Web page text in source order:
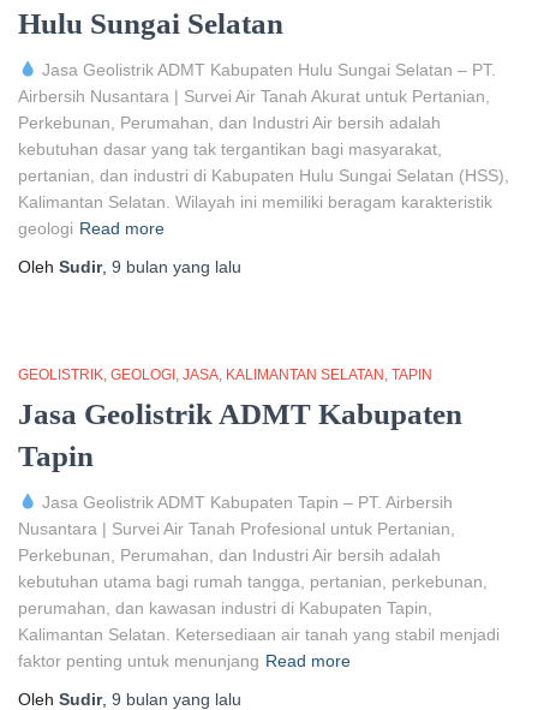
Hulu Sungai Selatan
Jasa Geolistrik ADMT Kabupaten Hulu Sungai Selatan – PT.
Airbersih Nusantara | Survei Air Tanah Akurat untuk Pertanian,
Perkebunan, Perumahan, dan Industri Air bersih adalah
kebutuhan dasar yang tak tergantikan bagi masyarakat,
pertanian, dan industri di Kabupaten Hulu Sungai Selatan (HSS),
Kalimantan Selatan. Wilayah ini memiliki beragam karakteristik
geologi Read more
Oleh Sudir, 9 bulan yang lalu
GEOLISTRIK GEOLOGI JASA KALIMANTAN SELATAN TAPIN
Jasa Geolistrik ADMT Kabupaten
Tapin
Jasa Geolistrik ADMT Kabupaten Tapin – PT. Airbersih
Nusantara | Survei Air Tanah Profesional untuk Pertanian,
Perkebunan, Perumahan, dan Industri Air bersih adalah
kebutuhan utama bagi rumah tangga, pertanian, perkebunan,
perumahan, dan kawasan industri di Kabupaten Tapin,
Kalimantan Selatan. Ketersediaan air tanah yang stabil menjadi
faktor penting untuk menunjang Read more
Oleh Sudir, 9 bulan yang lalu